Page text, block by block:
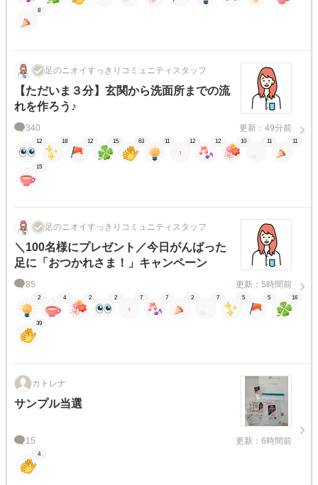
8
足のニオイすっきりコミュニティスタッフ
【ただいま３分】玄関から洗面所までの流
れを作ろう♪
340 更新：49分前
12 18 12 15 63 11 12 12 10 11 11
15
足のニオイすっきりコミュニティスタッフ
＼100名様にプレゼント／今日がんばった
足に「おつかれさま！」キャンペーン
85 更新：5時間前
2 4 2 2 7 7 2 7 5 5 16
39
カトレナ
サンプル当選
15 更新：6時間前
4